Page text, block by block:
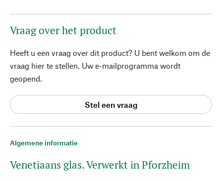
Algemene informatie
Venetiaans glas. Verwerkt in Pforzheim
Vraag over het product
Heeft u een vraag over dit product? U bent welkom om de
vraag hier te stellen. Uw e-mailprogramma wordt
geopend.
Stel een vraag